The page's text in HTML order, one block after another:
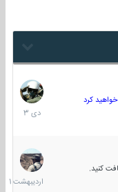
کرد
22
دی
1403
کنید.
30
1401